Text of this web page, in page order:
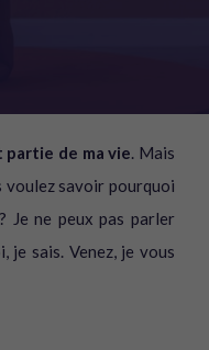
de ma vie. Mais
voulez savoir pourquoi
Je ne peux pas parler
je sais. Venez, je vous